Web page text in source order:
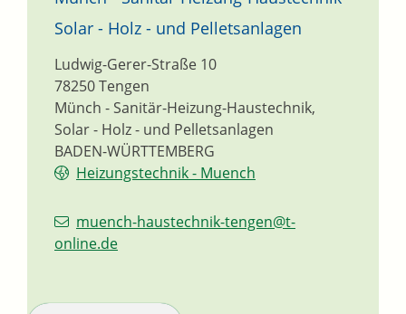
Solar - Holz - und Pelletsanlagen
Münch - Sanitär-Heizung-Haustechnik,
Solar - Holz - und Pelletsanlagen
Ludwig-Gerer-Straße 10
78250Tengen
BADEN-WÜRTTEMBERG
Heizungstechnik - Muench
muench-haustechnik-tengen@t-
online.de